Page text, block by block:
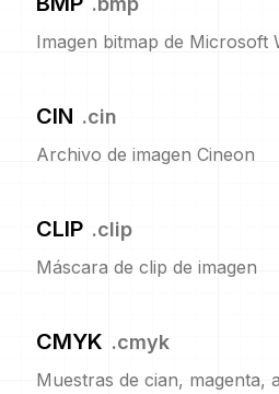
Imagen bitmap de Microsoft
CIN .cin
Archivo de imagen Cineon
CLIP .clip
Máscara de clip de imagen
CMYK .cmyk
Muestras de cian, magenta,